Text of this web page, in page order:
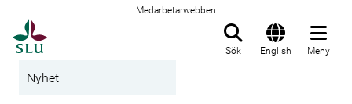
Medarbetarwebben
Sök English Meny
Nyhet